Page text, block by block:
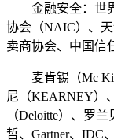
金融安全：世界
协会（NAIC）、
卖商协会、中国信
麦肯锡（Mc
尼（KEARNEY）
（Deloitte）、罗
哲、Gartner、IDC